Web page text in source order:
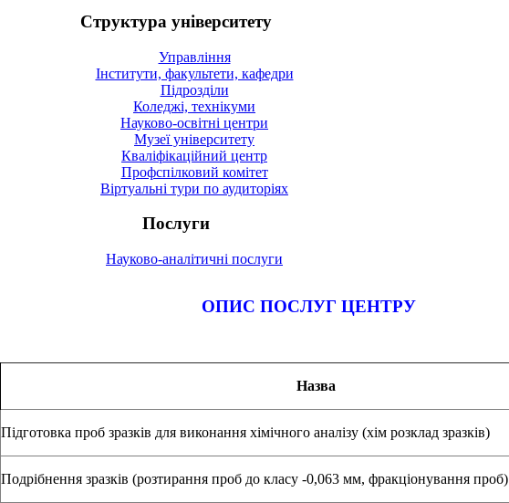
Структура університету
Управління
Інститути, факультети, кафедри
Підрозділи
Коледжі, технікуми
Науково-освітні центри
Музеї університету
Кваліфікаційний центр
Профспілковий комітет
Віртуальні тури по аудиторіях
Послуги
Науково-аналітичні послуги
ОПИС ПОСЛУГ ЦЕНТРУ
Назва
Підготовка проб зразків для виконання хімічного аналізу (хім розклад зразків)
Подрібнення зразків (розтирання проб до класу -0,063 мм, фракціонування проб)